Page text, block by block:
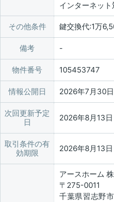
インターネット
その他条件 鍵交換代:1万
備考
物件番号 105453747
情報公開日 2026年7月30日
次回更新予定
日
2026年8月13日
取引条件の有
効期限
2026年8月13日
アースホーム
〒275-0011
千葉県習志野